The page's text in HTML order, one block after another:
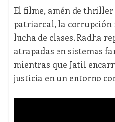
El filme, amén de
patriarcal, la
lucha de clases. Radha
atrapadas en sistemas
mientras que Jatil
justicia en un entorno